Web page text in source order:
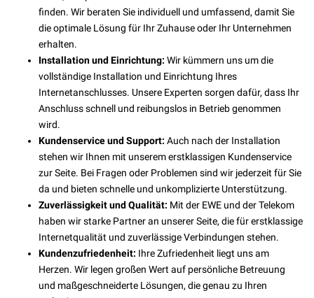
finden. Wir beraten Sie individuell und umfassend, damit Sie
die optimale Lösung für Ihr Zuhause oder Ihr Unternehmen
erhalten.
Installation und Einrichtung: Wir kümmern uns um die
vollständige Installation und Einrichtung Ihres
Internetanschlusses. Unsere Experten sorgen dafür, dass Ihr
Anschluss schnell und reibungslos in Betrieb genommen
wird.
Kundenservice und Support: Auch nach der Installation
stehen wir Ihnen mit unserem erstklassigen Kundenservice
zur Seite. Bei Fragen oder Problemen sind wir jederzeit für Sie
da und bieten schnelle und unkomplizierte Unterstützung.
Zuverlässigkeit und Qualität: Mit der EWE und der Telekom
haben wir starke Partner an unserer Seite, die für erstklassige
Internetqualität und zuverlässige Verbindungen stehen.
Kundenzufriedenheit: Ihre Zufriedenheit liegt uns am
Herzen. Wir legen großen Wert auf persönliche Betreuung
und maßgeschneiderte Lösungen, die genau zu Ihren